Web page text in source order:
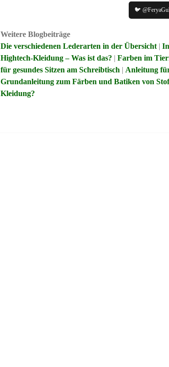
🐦
Weitere Blogbeiträge
Die verschiedenen Lederarten in der Übersicht|
Hightech-Kleidung – Was ist das? |Farben im
für gesundes Sitzen am Schreibtisch |Anleitung
Grundanleitung zum Färben und Batiken von
Kleidung?